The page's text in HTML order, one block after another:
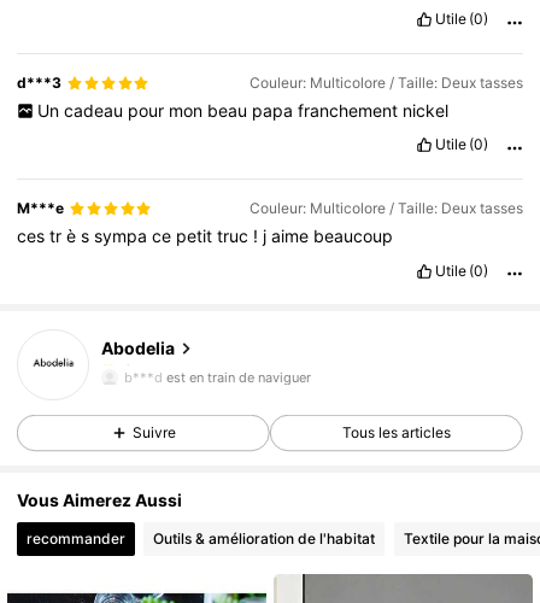
Utile (0)
d***3 Couleur: Multicolore / Taille: Deux tasses
Un cadeau pour mon beau papa franchement nickel
Utile (0)
M***e Couleur: Multicolore / Taille: Deux tasses
cestrèssympace petittruc ! jaime beaucoup
Utile (0)
Abodelia
4,87
59K Suiveurs
b***d est en train de naviguer
4,87 59K Suiveurs
4,87
4,87 59K Suiveurs
Suivre Tous les articles
Vous Aimerez Aussi
recommander Outils & amélioration de l'habitat Textile pour la